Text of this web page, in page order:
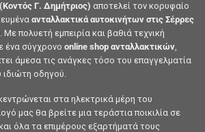
Γ. Δημήτριος) αποτελεί τον κορυφαίο
ανταλλακτικά αυτοκινήτων στις Σέρρες
πολυετή εμπειρία και βαθιά τεχνική
ένα σύγχρονο online shop ανταλλακτικών,
άμεσα τις ανάγκες τόσο του επαγγελματία
ιδιώτη οδηγού.
στα ηλεκτρικά μέρη του
μας θα βρείτε μια τεράστια ποικιλία σε
όλα τα επιμέρους εξαρτήματά τους